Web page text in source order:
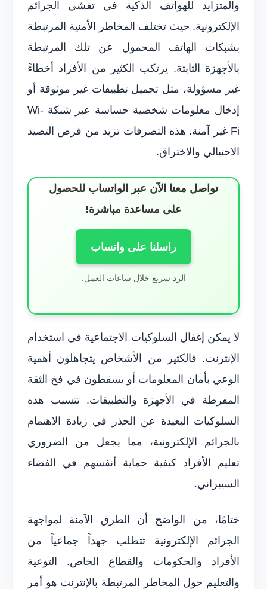
والمتزايد للهواتف الذكية في تفشي الجرائم
الإلكترونية. حيث تختلف المخاطر الأمنية المرتبطة
بشبكات الهاتف المحمول عن تلك المرتبطة
بالأجهزة الثابتة. يرتكب الكثير من الأفراد أخطاءً
غير مسؤولة، مثل تحميل تطبيقات غير موثوقة أو
إدخال معلومات شخصية حساسة عبر شبكة Wi-
Fi غير آمنة. هذه التصرفات تزيد من فرص التصيد
الاحتيالي والاختراق.
تواصل معنا الآن عبر الواتساب للحصول
على مساعدة مباشرة!
راسلنا على واتساب
الرد سريع خلال ساعات العمل.
لا يمكن إغفال السلوكيات الاجتماعية في استخدام
الإنترنت. فالكثير من الأشخاص يتجاهلون أهمية
الوعي بأمان المعلومات أو يسقطون في فخ الثقة
المفرطة في الأجهزة والتطبيقات. تتسبب هذه
السلوكيات البعيدة عن الحذر في زيادة الاهتمام
بالجرائم الإلكترونية، مما يجعل من الضروري
تعليم الأفراد كيفية حماية أنفسهم في الفضاء
السيبراني.
ختامًا، من الواضح أن الطرق الآمنة لمواجهة
الجرائم الإلكترونية تتطلب جهداً جماعياً من
الأفراد والحكومات والقطاع الخاص. التوعية
والتعليم حول المخاطر المرتبطة بالإنترنت هو أمر